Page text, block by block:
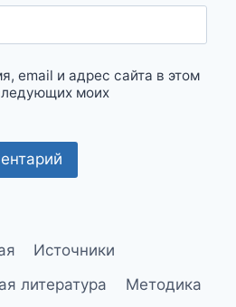
email и адрес сайта в этом
моих
Источники
литература
Методика